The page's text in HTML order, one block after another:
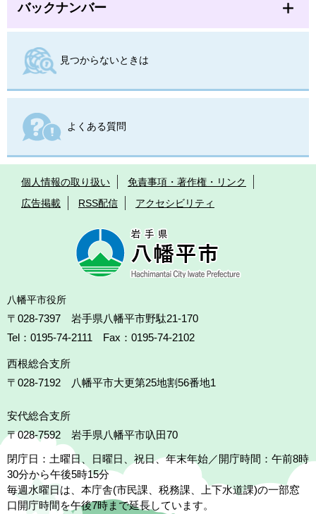
バックナンバー
見つからないときは
よくある質問
個人情報の取り扱い
免責事項・著作権・リンク
広告掲載
RSS配信 アクセシビリティ
八幡平市役所
〒028-7397 岩手県八幡平市野駄21-170
Tel：0195-74-2111 Fax：0195-74-2102
西根総合支所
〒028-7192
八幡平市大更第25地割56番地1
安代総合支所
〒028-7592
岩手県八幡平市叺田70
閉庁日：土曜日、日曜日、祝日、年末年始／開庁時間：午前8時
30分から午後5時15分
毎週水曜日は、本庁舎(市民課、税務課、上下水道課)の一部窓
口開庁時間を午後7時まで延長しています。